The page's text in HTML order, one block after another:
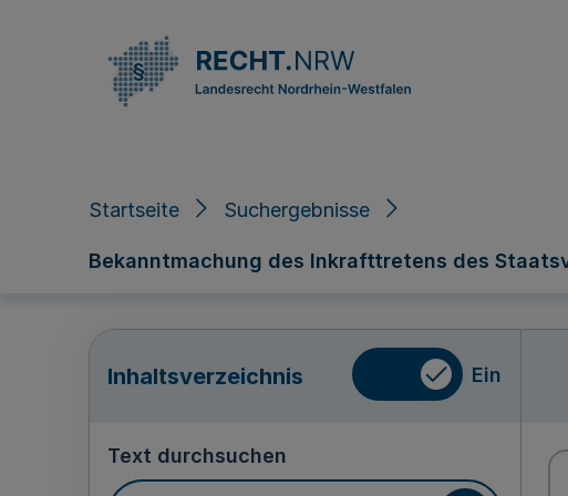
Startseite Suchergebnisse
Bekanntmachung des Inkrafttretens des
Inhaltsverzeichnis Ein
Text durchsuchen